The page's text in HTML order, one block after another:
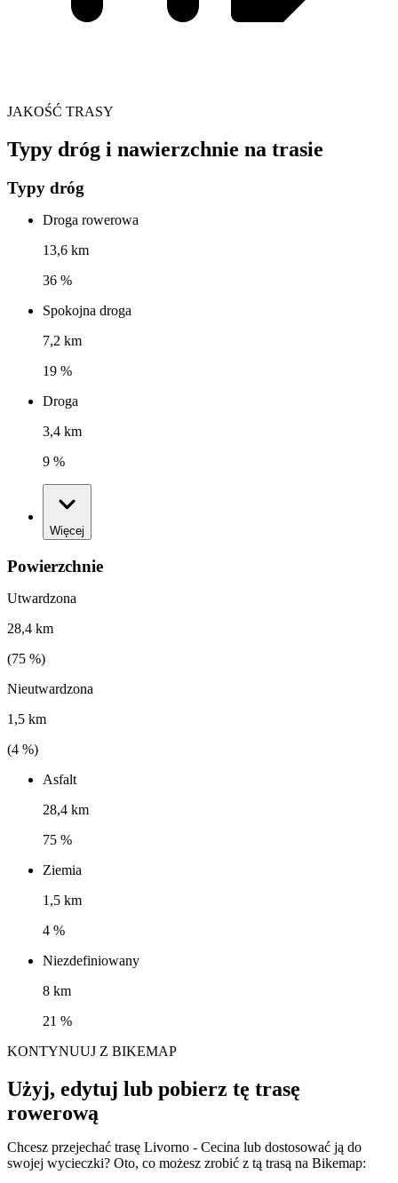
JAKOŚĆ TRASY
Typy dróg i nawierzchnie na trasie
Typy dróg
Droga rowerowa
13,6 km
36 %
Spokojna droga
7,2 km
19 %
Droga
3,4 km
9 %
Więcej
Powierzchnie
Utwardzona
28,4 km
(75 %)
Nieutwardzona
1,5 km
(4 %)
Asfalt
28,4 km
75 %
Ziemia
1,5 km
4 %
Niezdefiniowany
8 km
21 %
KONTYNUUJ Z BIKEMAP
Użyj, edytuj lub pobierz tę trasę
rowerową
Chcesz przejechać trasę Livorno - Cecina lub dostosować ją do
swojej wycieczki? Oto, co możesz zrobić z tą trasą na Bikemap: